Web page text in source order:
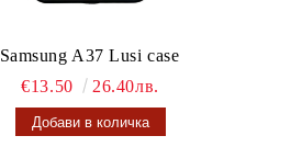
Samsung A37 Lusi case
€13.50
26.40лв.